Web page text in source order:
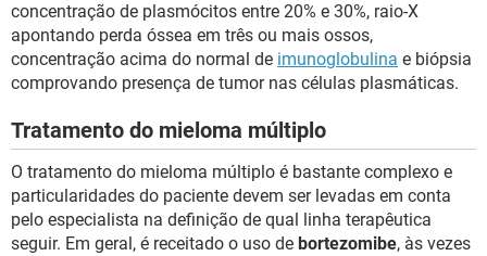
concentração de plasmócitos entre 20% e 30%, raio-X
apontando perda óssea em três ou mais ossos,
concentração acima do normal de imunoglobulina e biópsia
comprovando presença de tumor nas células plasmáticas.
Tratamento do mieloma múltiplo
O tratamento do mieloma múltiplo é bastante complexo e
particularidades do paciente devem ser levadas em conta
pelo especialista na definição de qual linha terapêutica
seguir. Em geral, é receitado o uso de bortezomibe, às vezes